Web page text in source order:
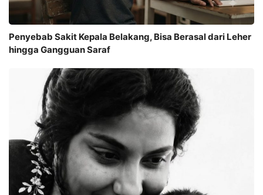
Penyebab Sakit Kepala Belakang, Bisa Berasal dari Leher
hingga Gangguan Saraf